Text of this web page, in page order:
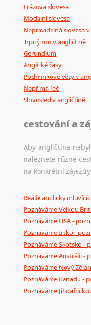
Frázová slovesa
Modální slovesa
Nepravidelná slovesa
Trpný rod v angličtině
Gerundium
Anglické časy
Podmínkové věty v
Nepřímá řeč
Slovosled v angličtině
cestování a
Aby angličtina
naleznete různé
na konkrétní
Reálie anglicky
Poznáváme Velkou
Poznáváme USA -
Poznáváme Irsko -
Poznáváme Skotsko -
Poznáváme Austrálii -
Poznáváme Nový
Poznáváme Kanadu -
Poznáváme